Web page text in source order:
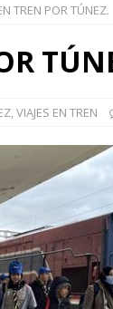
los lugares
La historia de la
Manama. La
El barrio más
TREN POR TÚNEZ.
VIAJES EN TREN